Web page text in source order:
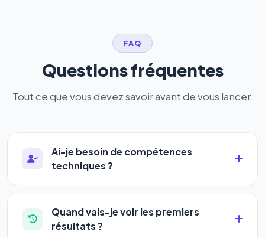
FAQ
Questions fréquentes
Tout ce que vous devez savoir avant de vous lancer.
Ai-je besoin de compétences
techniques ?
Absolument pas. Notre logiciel a été conçu pour
être accessible àtous les profils: artisans,
commerçants, auto-entrepreneurs, PME ou
Quand vais-je voir les premiers
résultats ?